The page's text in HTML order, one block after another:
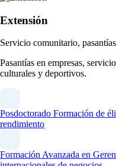
Extensión
Servicio comunitario,
Pasantías en empresas,
culturales y deportivos.
Posdoctorado Formación de
rendimiento
Formación Avanzada en